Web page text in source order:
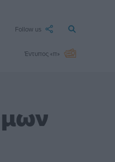
Follow us
Έντυπος «π»